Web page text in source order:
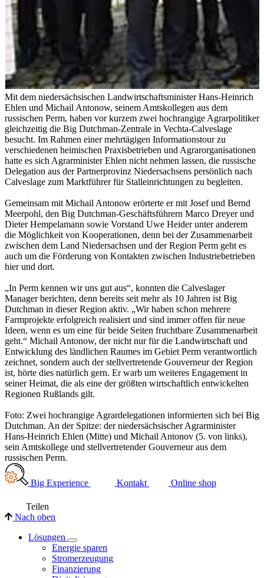
Mit dem niedersächsischen Landwirtschaftsminister Hans-Heinrich
Ehlen und Michail Antonow, seinem Amtskollegen aus dem
russischen Perm, haben vor kurzem zwei hochrangige Agrarpolitiker
gleichzeitig die Big Dutchman-Zentrale in Vechta-Calveslage
besucht. Im Rahmen einer mehrtägigen Informationstour zu
verschiedenen heimischen Praxisbetrieben und Agrarorganisationen
hatte es sich Agrarminister Ehlen nicht nehmen lassen, die russische
Delegation aus der Partnerprovinz Niedersachsens persönlich nach
Calveslage zum Marktführer für Stalleinrichtungen zu begleiten.
Gemeinsam mit Michail Antonow erörterte er mit Josef und Bernd
Meerpohl, den Big Dutchman-Geschäftsführern Marco Dreyer und
Dieter Hempelamann sowie Vorstand Uwe Heider unter anderem
die Möglichkeit von Kooperationen, denn bei der Zusammenarbeit
zwischen dem Land Niedersachsen und der Region Perm geht es
auch um die Förderung von Kontakten zwischen Industriebetrieben
hier und dort.
„In Perm kennen wir uns gut aus“, konnten die Calveslager
Manager berichten, denn bereits seit mehr als 10 Jahren ist Big
Dutchman in dieser Region aktiv. „Wir haben schon mehrere
Farmprojekte erfolgreich realisiert und sind immer offen für neue
Ideen, wenn es um eine für beide Seiten fruchtbare Zusammenarbeit
geht.“ Michail Antonow, der nicht nur für die Landwirtschaft und
Entwicklung des ländlichen Raumes im Gebiet Perm verantwortlich
zeichnet, sondern auch der stellvertretende Gouverneur der Region
ist, hörte dies natürlich gern. Er warb um weiteres Engagement in
seiner Heimat, die als eine der größten wirtschaftlich entwickelten
Regionen Rußlands gilt.
Foto: Zwei hochrangige Agrardelegationen informierten sich bei Big
Dutchman. An der Spitze: der niedersächsischer Agrarminister
Hans-Heinrich Ehlen (Mitte) und Michail Antonov (5. von links),
sein Amtskollege und stellvertretender Gouverneur aus dem
russischen Perm.
Big Experience Kontakt Online shop
Teilen
Nach oben
Lösungen
Energie sparen
Stromerzeugung
Finanzierung